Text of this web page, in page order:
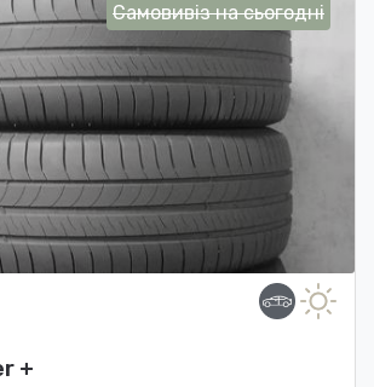
Самовивіз на сьогодні
+